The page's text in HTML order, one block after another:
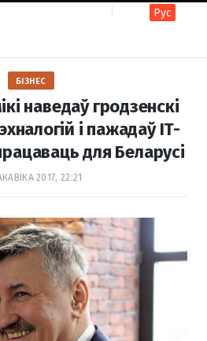
c
b
o
s
a
g
Рус
БІЗНЕС
наведаў гродзенскі
і пажадаў IT-
для Беларусі
2017, 22:21